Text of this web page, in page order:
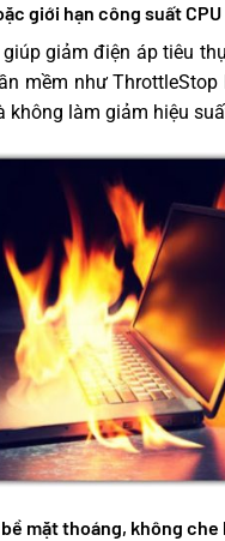
giới hạn công suất CPU
giúp giảm điện áp tiêu
mềm như ThrottleStop
không làm giảm hiệu
mặt thoáng, không che